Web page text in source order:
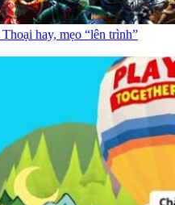
hay, mẹo “lên trình”